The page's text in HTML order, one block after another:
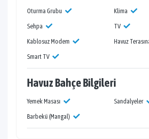
Oturma Grubu
Klima
Sehpa
TV
Kablosuz Modem
Havuz
Smart TV
Havuz Bahçe Bilgileri
Yemek Masası
Sandalyeler
Barbekü (Mangal)